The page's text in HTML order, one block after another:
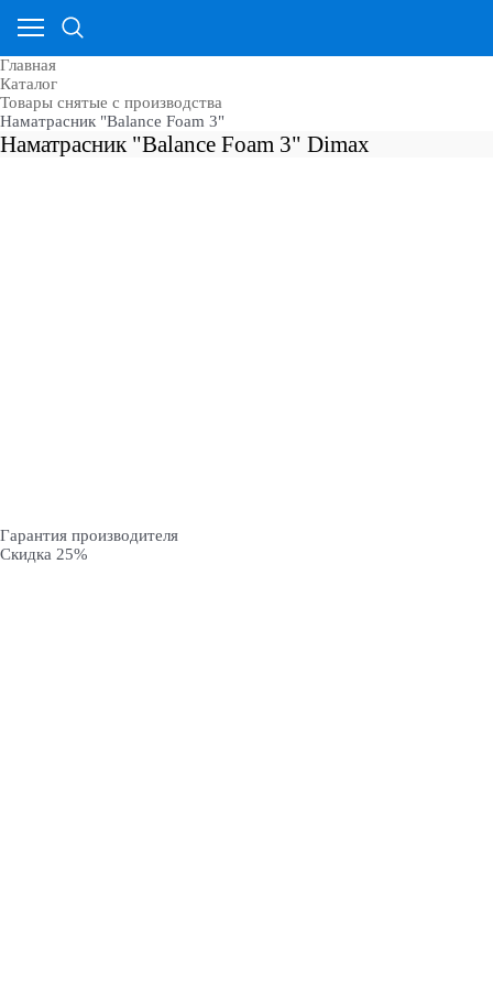
Главная
Каталог
Товары снятые с производства
Наматрасник "Balance Foam 3"
Наматрасник "Balance Foam 3" Dimax
Гарантия производителя
Скидка 25%